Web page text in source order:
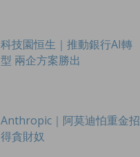
科技園恒生｜推動銀行AI轉
型 兩企方案勝出
Anthropic｜阿莫迪怕重金招
得貪財奴